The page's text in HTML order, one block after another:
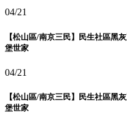
04/21
【松山區/南京三民】民生社區黑
堡世家
04/21
【松山區/南京三民】民生社區黑
堡世家